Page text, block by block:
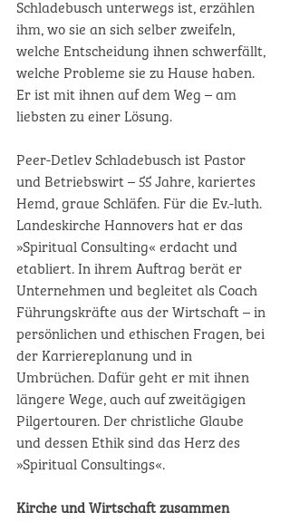
Schladebusch unterwegs ist, erzählen
ihm, wo sie an sich selber zweifeln,
welche Entscheidung ihnen schwerfällt,
welche Probleme sie zu Hause haben.
Er ist mit ihnen auf dem Weg – am
liebsten zu einer Lösung.
Peer-Detlev Schladebusch ist Pastor
und Betriebswirt – 55 Jahre, kariertes
Hemd, graue Schläfen. Für die Ev.-luth.
Landeskirche Hannovers hat er das
»Spiritual Consulting« erdacht und
etabliert. In ihrem Auftrag berät er
Unternehmen und begleitet als Coach
Führungskräfte aus der Wirtschaft – in
persönlichen und ethischen Fragen, bei
der Karriereplanung und in
Umbrüchen. Dafür geht er mit ihnen
längere Wege, auch auf zweitägigen
Pilgertouren. Der christliche Glaube
und dessen Ethik sind das Herz des
»Spiritual Consultings«.
Kirche und Wirtschaft zusammen